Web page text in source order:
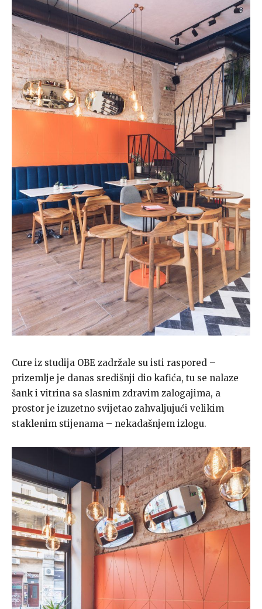
Cure iz studija OBE zadržale su isti raspored –
prizemlje je danas središnji dio kafića, tu se nalaze
šank i vitrina sa slasnim zdravim zalogajima, a
prostor je izuzetno svijetao zahvaljujući velikim
staklenim stijenama – nekadašnjem izlogu.